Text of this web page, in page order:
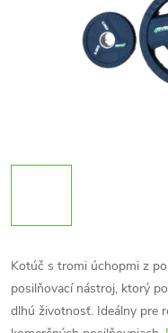
Kotúč s tromi úchopmi z
posilňovací nástroj, ktorý
dlhú životnosť. Ideálny pre